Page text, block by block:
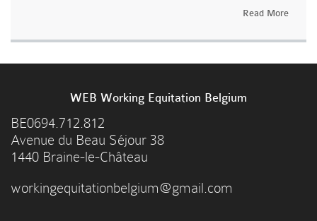
Read More
WEB Working Equitation Belgium
BE0694.712.812
Avenue du Beau Séjour 38
1440 Braine-le-Château
workingequitationbelgium@gmail.com